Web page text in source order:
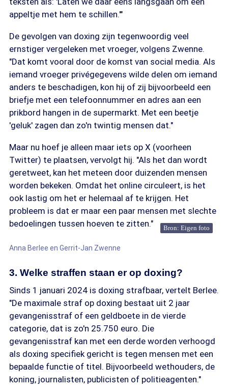
appeltje met hem te schillen.'"
De gevolgen van doxing zijn tegenwoordig veel
ernstiger vergeleken met vroeger, volgens Zwenne.
"Dat komt vooral door de komst van social media. Als
iemand vroeger privégegevens wilde delen om iemand
anders te beschadigen, kon hij of zij bijvoorbeeld een
briefje met een telefoonnummer en adres aan een
prikbord hangen in de supermarkt. Met een beetje
'geluk' zagen dan zo'n twintig mensen dat."
Maar nu hoef je alleen maar iets op X (voorheen
Twitter) te plaatsen, vervolgt hij. "Als het dan wordt
geretweet, kan het meteen door duizenden mensen
worden bekeken. Omdat het online circuleert, is het
ook lastig om het er helemaal af te krijgen. Het
probleem is dat er maar een paar mensen met slechte
bedoelingen tussen hoeven te zitten."
Bron: Eigen foto
Anna Berlee en Gerrit-Jan Zwenne
3. Welke straffen staan er op doxing?
Sinds 1 januari 2024 is doxing strafbaar, vertelt Berlee.
"De maximale straf op doxing bestaat uit 2 jaar
gevangenisstraf of een geldboete in de vierde
categorie, dat is zo'n 25.750 euro. Die
gevangenisstraf kan met een derde worden verhoogd
als doxing specifiek gericht is tegen mensen met een
bepaalde functie of titel. Bijvoorbeeld wethouders, de
koning, journalisten, publicisten of politieagenten."